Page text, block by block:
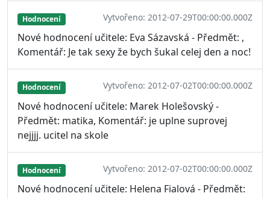
Hodnocení Vytvořeno: 2012-07-29T00:00:00.000Z
Nové hodnocení učitele: Eva Sázavská - Předmět: ,
Komentář: Je tak sexy že bych šukal celej den a noc!
Hodnocení Vytvořeno: 2012-07-02T00:00:00.000Z
Nové hodnocení učitele: Marek Holešovský -
Předmět: matika, Komentář: je uplne suprovej
nejjjj. ucitel na skole
Hodnocení Vytvořeno: 2012-07-02T00:00:00.000Z
Nové hodnocení učitele: Helena Fialová - Předmět: